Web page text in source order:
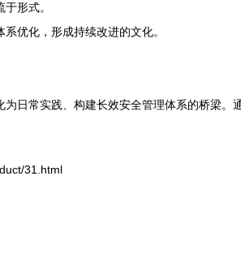
形式。
优化，形成持续改进的文化。
日常实践、构建长效安全管理体系的桥梁。
31.html